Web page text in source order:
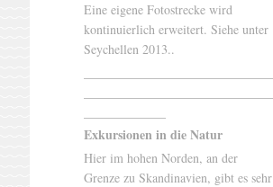
Eine eigene Fotostrecke wird
kontinuierlich erweitert. Siehe unter
Seychellen 2013..
Exkursionen in die Natur
Hier im hohen Norden, an der
Grenze zu Skandinavien, gibt es sehr